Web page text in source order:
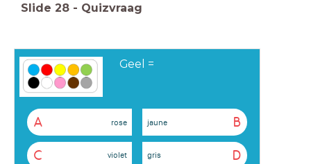
Slide 28 - Quizvraag
Geel =
A rose B
jaune
C violet D
gris